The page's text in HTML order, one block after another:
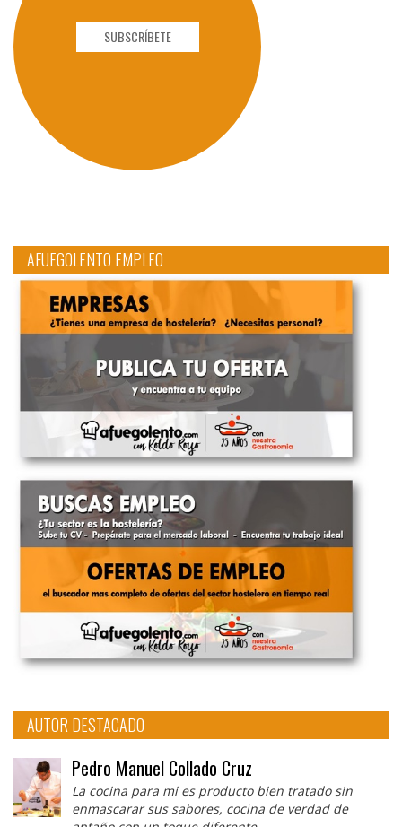
SUBSCRÍBETE
AFUEGOLENTO EMPLEO
AUTOR DESTACADO
Pedro Manuel Collado Cruz
La cocina para mi es producto bien tratado sin
enmascarar sus sabores, cocina de verdad de